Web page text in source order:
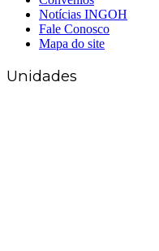
Notícias INGOH
Fale Conosco
Mapa do site
Unidades